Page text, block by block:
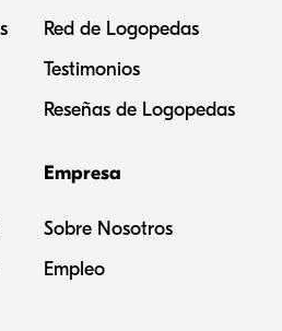
Red de Logopedas
Testimonios
Reseñas de Logopedas
Empresa
Sobre Nosotros
Empleo